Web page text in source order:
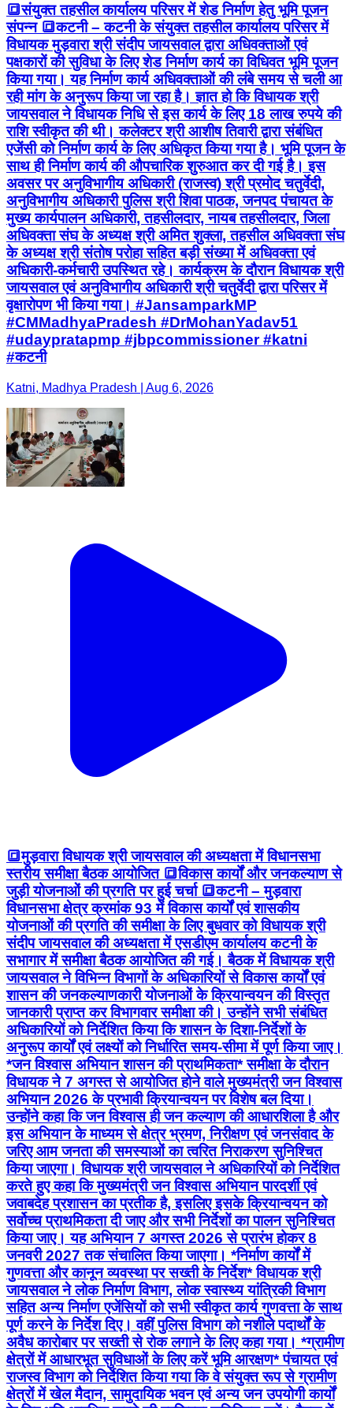
🔳संयुक्त तहसील कार्यालय परिसर में शेड निर्माण हेतु भूमि पूजन
संपन्न 🔳कटनी – कटनी के संयुक्त तहसील कार्यालय परिसर में
विधायक मुड़वारा श्री संदीप जायसवाल द्वारा अधिवक्ताओं एवं
पक्षकारों की सुविधा के लिए शेड निर्माण कार्य का विधिवत भूमि पूजन
किया गया। यह निर्माण कार्य अधिवक्ताओं की लंबे समय से चली आ
रही मांग के अनुरूप किया जा रहा है। ज्ञात हो कि विधायक श्री
जायसवाल ने विधायक निधि से इस कार्य के लिए 18 लाख रुपये की
राशि स्वीकृत की थी। कलेक्टर श्री आशीष तिवारी द्वारा संबंधित
एजेंसी को निर्माण कार्य के लिए अधिकृत किया गया है। भूमि पूजन के
साथ ही निर्माण कार्य की औपचारिक शुरुआत कर दी गई है। इस
अवसर पर अनुविभागीय अधिकारी (राजस्व) श्री प्रमोद चतुर्वेदी,
अनुविभागीय अधिकारी पुलिस श्री शिवा पाठक, जनपद पंचायत के
मुख्य कार्यपालन अधिकारी, तहसीलदार, नायब तहसीलदार, जिला
अधिवक्ता संघ के अध्यक्ष श्री अमित शुक्ला, तहसील अधिवक्ता संघ
के अध्यक्ष श्री संतोष परोहा सहित बड़ी संख्या में अधिवक्ता एवं
अधिकारी-कर्मचारी उपस्थित रहे। कार्यक्रम के दौरान विधायक श्री
जायसवाल एवं अनुविभागीय अधिकारी श्री चतुर्वेदी द्वारा परिसर में
वृक्षारोपण भी किया गया। #JansamparkMP
#CMMadhyaPradesh #DrMohanYadav51
#udaypratapmp #jbpcommissioner #katni
#कटनी
Katni, Madhya Pradesh | Aug 6, 2026
🔳मुड़वारा विधायक श्री जायसवाल की अध्‍यक्षता में विधानसभा
स्तरीय समीक्षा बैठक आयोजित 🔳विकास कार्यों और जनकल्याण से
जुड़ी योजनाओं की प्रगति पर हुई चर्चा 🔳कटनी – मुड़वारा
विधानसभा क्षेत्र क्रमांक 93 में विकास कार्यों एवं शासकीय
योजनाओं की प्रगति की समीक्षा के लिए बुधवार को विधायक श्री
संदीप जायसवाल की अध्‍यक्षता में एसडीएम कार्यालय कटनी के
सभागार में समीक्षा बैठक आयोजित की गई। बैठक में विधायक श्री
जायसवाल ने विभिन्न विभागों के अधिकारियों से विकास कार्यों एवं
शासन की जनकल्याणकारी योजनाओं के क्रियान्वयन की विस्तृत
जानकारी प्राप्त कर विभागवार समीक्षा की। उन्होंने सभी संबंधित
अधिकारियों को निर्देशित किया कि शासन के दिशा-निर्देशों के
अनुरूप कार्यों एवं लक्ष्‍यों को निर्धारित समय-सीमा में पूर्ण किया जाए।
*जन विश्वास अभियान शासन की प्राथमिकता* समीक्षा के दौरान
विधायक ने 7 अगस्‍त से आयोजित होने वाले मुख्यमंत्री जन विश्वास
अभियान 2026 के प्रभावी क्रियान्वयन पर विशेष बल दिया।
उन्होंने कहा कि जन विश्वास ही जन कल्याण की आधारशिला है और
इस अभियान के माध्यम से क्षेत्र भ्रमण, निरीक्षण एवं जनसंवाद के
जरिए आम जनता की समस्याओं का त्वरित निराकरण सुनिश्चित
किया जाएगा। विधायक श्री जायसवाल ने अधिकारियों को निर्देशित
करते हुए कहा कि मुख्यमंत्री जन विश्वास अभियान पारदर्शी एवं
जवाबदेह प्रशासन का प्रतीक है, इसलिए इसके क्रियान्वयन को
सर्वोच्च प्राथमिकता दी जाए और सभी निर्देशों का पालन सुनिश्चित
किया जाए। यह अभियान 7 अगस्त 2026 से प्रारंभ होकर 8
जनवरी 2027 तक संचालित किया जाएगा। *निर्माण कार्यों में
गुणवत्ता और कानून व्यवस्था पर सख्ती के निर्देश* विधायक श्री
जायसवाल ने लोक निर्माण विभाग, लोक स्वास्थ्य यांत्रिकी विभाग
सहित अन्य निर्माण एजेंसियों को सभी स्वीकृत कार्य गुणवत्ता के साथ
पूर्ण करने के निर्देश दिए। वहीं पुलिस विभाग को नशीले पदार्थों के
अवैध कारोबार पर सख्ती से रोक लगाने के लिए कहा गया। *ग्रामीण
क्षेत्रों में आधारभूत सुविधाओं के लिए करें भूमि आरक्षण* पंचायत एवं
राजस्व विभाग को निर्देशित किया गया कि वे संयुक्त रूप से ग्रामीण
क्षेत्रों में खेल मैदान, सामुदायिक भवन एवं अन्य जन उपयोगी कार्यों